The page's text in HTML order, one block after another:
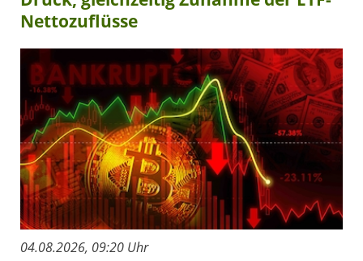
Nettozuflüsse
04.08.2026, 09:20 Uhr